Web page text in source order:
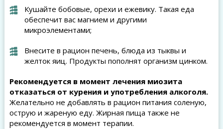
Кушайте бобовые, орехи и ежевику. Такая еда
обеспечит вас магнием и другими
микроэлементами;
Внесите в рацион печень, блюда из тыквы и
желток яиц. Продукты пополнят организм цинком.
Рекомендуется в момент лечения миозита
отказаться от курения и употребления алкоголя.
Желательно не добавлять в рацион питания соленую,
острую и жареную еду. Жирная пища также не
рекомендуется в момент терапии.